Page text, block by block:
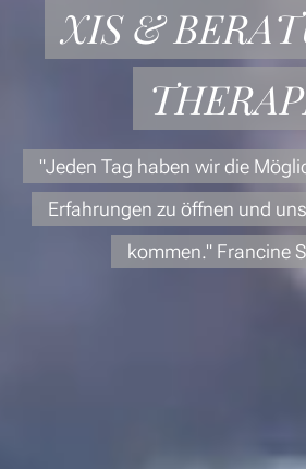
XIS &
"Jeden Tag haben wir die
Erfahrungen zu öffnen und
kommen." Francine